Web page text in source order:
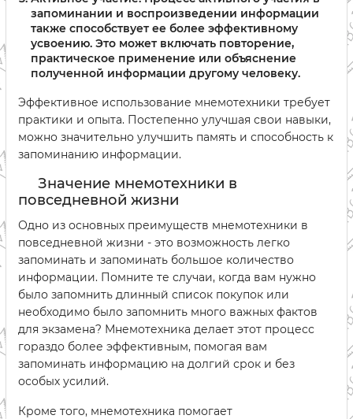
запоминании и воспроизведении информации
также способствует ее более эффективному
усвоению. Это может включать повторение,
практическое применение или объяснение
полученной информации другому человеку.
Эффективное использование мнемотехники требует
практики и опыта. Постепенно улучшая свои навыки,
можно значительно улучшить память и способность к
запоминанию информации.
Значение мнемотехники в
повседневной жизни
Одно из основных преимуществ мнемотехники в
повседневной жизни - это возможность легко
запоминать и запоминать большое количество
информации. Помните те случаи, когда вам нужно
было запомнить длинный список покупок или
необходимо было запомнить много важных фактов
для экзамена? Мнемотехника делает этот процесс
гораздо более эффективным, помогая вам
запоминать информацию на долгий срок и без
особых усилий.
Кроме того, мнемотехника помогает